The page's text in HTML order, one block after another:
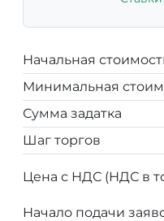
Начальная
Минимальная
Сумма задатка
Шаг торгов
Цена с НДС (НДС в
Начало подачи